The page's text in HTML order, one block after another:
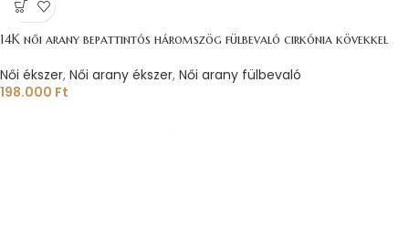
14K női arany bepattintós háromszög fülbevaló cirkónia kövekkel
Női ékszer, Női arany ékszer, Női arany fülbevaló
198.000 Ft